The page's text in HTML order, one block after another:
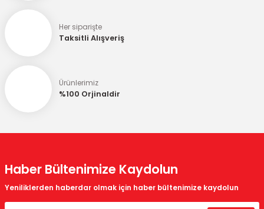
Ürün fiyatı diğer sitelerden daha pahalı.
Bu ürüne benzer farklı alternatifler olmalı.
Her siparişte
Taksitli Alışveriş
Ürünlerimiz
%100 Orjinaldir
Haber Bültenimize Kaydolun
Yeniliklerden haberdar olmak için haber bültenimize kaydolun